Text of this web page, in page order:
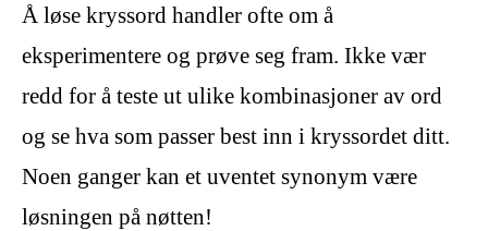
Å løse kryssord handler ofte om å
eksperimentere og prøve seg fram. Ikke vær
redd for å teste ut ulike kombinasjoner av ord
og se hva som passer best inn i kryssordet ditt.
Noen ganger kan et uventet synonym være
løsningen på nøtten!